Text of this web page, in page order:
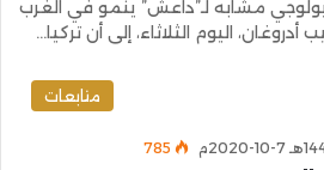
مشابه لـ”داعش” ينمو في الغرب
اليوم الثلاثاء، إلى أن تركيا…
متابعات
785